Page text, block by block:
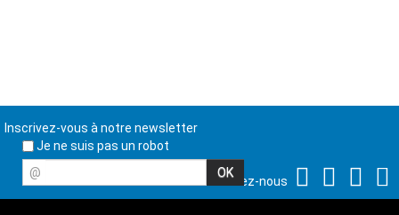
Inscrivez-vous à notre newsletter
Je ne suis pas un robot
@
Suivez-nous